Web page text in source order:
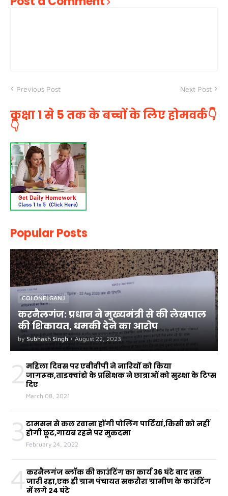
Previous Post Next Post
कक्षा 1 से 5 तक के बच्चों के लिए होमवर्क👇
👇
Popular Posts
COLONELGANJ
करनैलगंज: प्रधान ने मुख्यमंत्री से की लेखपाल
की शिकायत, धमकी देने का आरोप
by Subhash Singh • August 22, 2023
2 महिला दिवस पर एबीवीपी ने नारियों को किया
जागरूक,ताइक्वांडो के प्रशिक्षक ने छात्राओं को सुरक्षा के टिप्स
दिए
March 08, 2021
3 टामसन से कल रवाना होंगी पोलिंग पार्टियां,किसी को नहीं
होगी छूट,गायब रहने पर मुकदमा
February 24, 2022
4 करनैलगंज ब्लॉक की काउंटिंग का कार्य 36 घंटे बाद तक
जारी रहा,एक ही ग्राम पंचायत सकरौरा ग्रामीण के काउंटिंग
में लगे 24 घंटे